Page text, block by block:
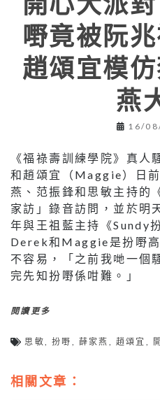
嘢竟被阮兆
趙頌宜模
燕
16/
《福祿壽訓練學院》真人
和趙頌宜（Maggie）日
燕、范振鋒和思敏主持的
家訪」錄音訪問，並於
年與王祖藍主持《Sundy
Derek和Maggie是扮嘢
不容易，「之前我哋一個
完先知扮嘢係咁難。」
閱讀更多
思敏 ,扮嘢 薛家燕 趙頌宜
相關文章：